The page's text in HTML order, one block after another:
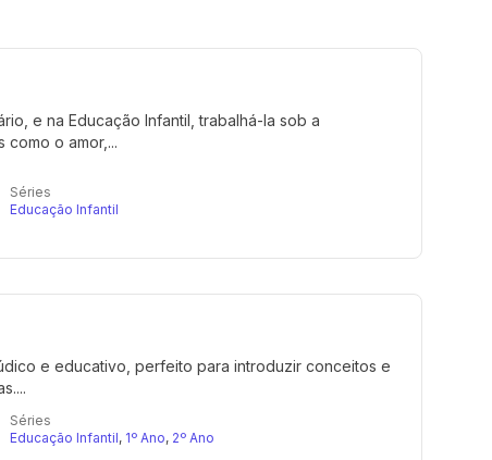
e na Educação Infantil, trabalhá-la sob a
o amor,...
Séries
Educação Infantil
e educativo, perfeito para introduzir conceitos e
Séries
Educação Infantil, 1º Ano, 2º Ano